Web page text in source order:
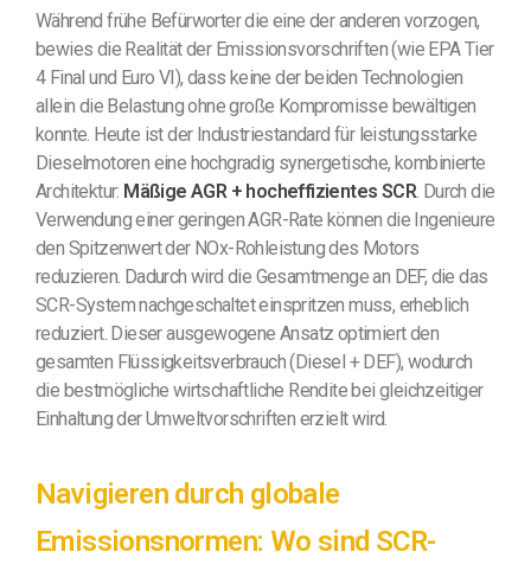
Während frühe Befürworter die eine der anderen vorzogen,
bewies die Realität der Emissionsvorschriften (wie EPA Tier
4 Final und Euro VI), dass keine der beiden Technologien
allein die Belastung ohne große Kompromisse bewältigen
konnte. Heute ist der Industriestandard für leistungsstarke
Dieselmotoren eine hochgradig synergetische, kombinierte
Architektur: Mäßige AGR + hocheffizientes SCR. Durch die
Verwendung einer geringen AGR-Rate können die Ingenieure
den Spitzenwert der NOx-Rohleistung des Motors
reduzieren. Dadurch wird die Gesamtmenge an DEF, die das
SCR-System nachgeschaltet einspritzen muss, erheblich
reduziert. Dieser ausgewogene Ansatz optimiert den
gesamten Flüssigkeitsverbrauch (Diesel + DEF), wodurch
die bestmögliche wirtschaftliche Rendite bei gleichzeitiger
Einhaltung der Umweltvorschriften erzielt wird.
Navigieren durch globale
Emissionsnormen: Wo sind SCR-